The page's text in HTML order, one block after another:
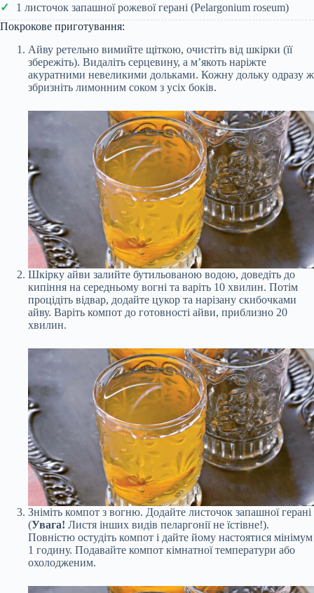
1 листочок запашної рожевої герані (Pelargonium roseum)
Покрокове приготування:
Айву ретельно вимийте щіткою, очистіть від шкірки (її
збережіть). Видаліть серцевину, а м’якоть наріжте
акуратними невеликими дольками. Кожну дольку одразу ж
збризніть лимонним соком з усіх боків.
Шкірку айви залийте бутильованою водою, доведіть до
кипіння на середньому вогні та варіть 10 хвилин. Потім
процідіть відвар, додайте цукор та нарізану скибочками
айву. Варіть компот до готовності айви, приблизно 20
хвилин.
Зніміть компот з вогню. Додайте листочок запашної герані
(Увага! Листя інших видів пеларгонії не їстівне!).
Повністю остудіть компот і дайте йому настоятися мінімум
1 годину. Подавайте компот кімнатної температури або
охолодженим.